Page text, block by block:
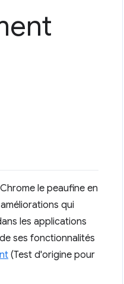
le peaufine en
qui
les applications
ses fonctionnalités
(Test d'origine pour